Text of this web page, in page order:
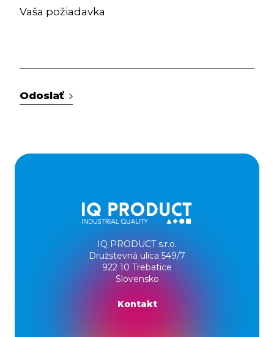
Odoslať
IQ PRODUCT s.r.o.
Družstevná ulica 549/7
922 10 Trebatice
Slovensko
Kontakt